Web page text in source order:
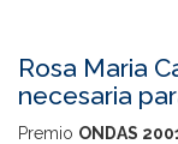
Rosa Maria
necesaria
Premio ONDAS